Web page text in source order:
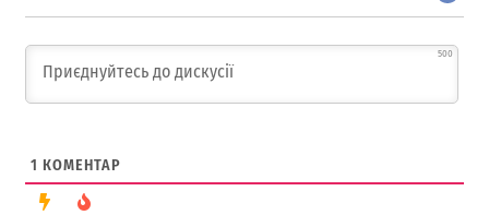
500
1 КОМЕНТАР